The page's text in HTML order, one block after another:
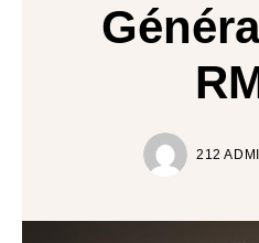
212